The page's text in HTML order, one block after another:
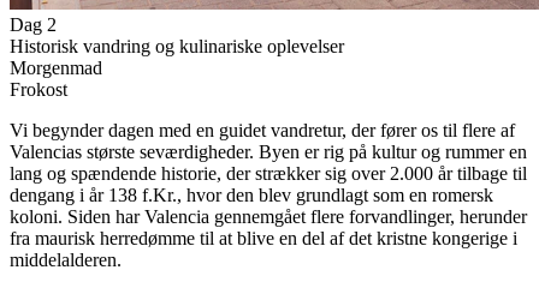
Dag 2
Historisk vandring og kulinariske oplevelser
Morgenmad
Frokost
Vi begynder dagen med en guidet vandretur, der fører os til flere af
Valencias største seværdigheder. Byen er rig på kultur og rummer en
lang og spændende historie, der strækker sig over 2.000 år tilbage til
dengang i år 138 f.Kr., hvor den blev grundlagt som en romersk
koloni. Siden har Valencia gennemgået flere forvandlinger, herunder
fra maurisk herredømme til at blive en del af det kristne kongerige i
middelalderen.